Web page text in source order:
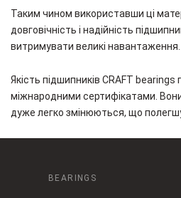
Таким чином використавши ці
довговічність і надійність
витримувати великі навантаження.
Якість підшипників CRAFT
міжнародними сертифікатами.
дуже легко змінюються, що
BEARINGS